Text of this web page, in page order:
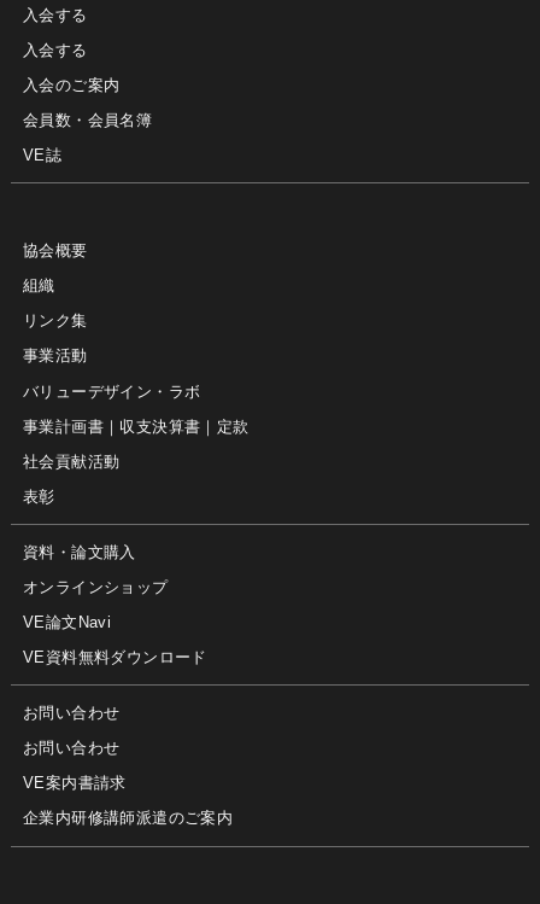
入会する
入会する
入会のご案内
会員数・会員名簿
VE誌
協会概要
組織
リンク集
事業活動
バリューデザイン・ラボ
事業計画書｜収支決算書｜定款
社会貢献活動
表彰
資料・論文購入
オンラインショップ
VE論文Navi
VE資料無料ダウンロード
お問い合わせ
お問い合わせ
VE案内書請求
企業内研修講師派遣のご案内